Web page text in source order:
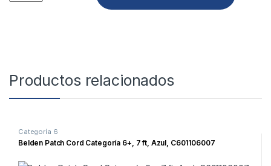
Productos relacionados
Categoría 6
Belden Patch Cord Categoría 6+, 7 ft, Azul, C601106007